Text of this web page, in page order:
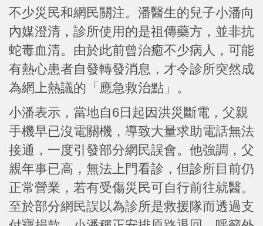
不少災民和網民關注。潘醫生的兒子小潘向
內媒澄清，診所使用的是祖傳藥方，並非抗
蛇毒血清。由於此前曾治癒不少病人，可能
有熱心患者自發轉發消息，才令診所突然成
為網上熱議的「應急救治點」。
小潘表示，當地自6日起因洪災斷電，父親
手機早已沒電關機，導致大量求助電話無法
接通，一度引發部分網民誤會。他強調，父
親年事已高，無法上門看診，但診所目前仍
正常營業，若有受傷災民可自行前往就醫。
至於部分網民誤以為診所是救援隊而透過支